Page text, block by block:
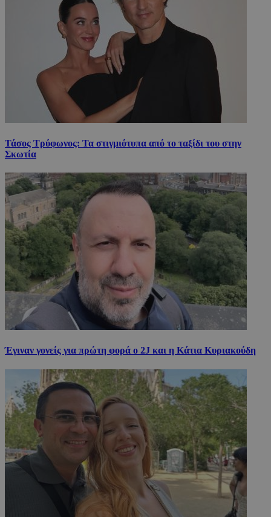
Τάσος Τρύφωνος: Τα στιγμιότυπα από το ταξίδι του στην
Σκωτία
Έγιναν γονείς για πρώτη φορά ο 2J και η Κάτια Κυριακούδη